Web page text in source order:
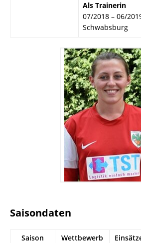
Als Trainerin
07/2018 – 06/
Schwabsburg
Saisondaten
Saison Wettbewerb